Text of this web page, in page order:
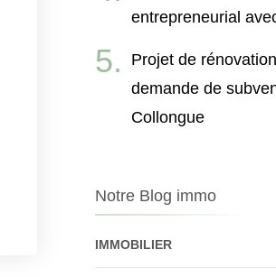
entrepreneurial
Projet de
demande de
Collongue
Notre Blog immo
IMMOBILIER